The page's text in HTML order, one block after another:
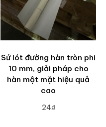
Sứ lót đường hàn tròn phi
10 mm, giải pháp cho
hàn một mặt hiệu quả
cao
24₫